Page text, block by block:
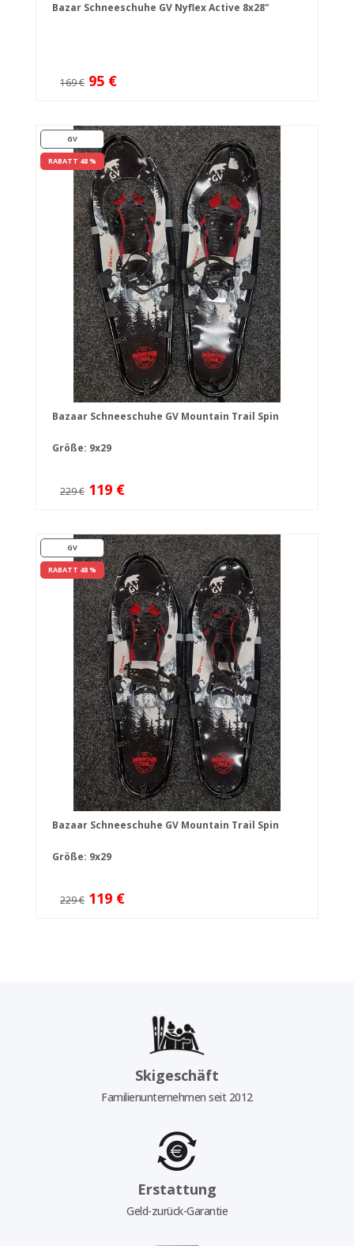
Bazar Schneeschuhe GV Nyflex Active 8x28"
169 € 95 €
GV
RABATT 48 %
Bazaar Schneeschuhe GV Mountain Trail Spin
Größe: 9x29
229 € 119 €
GV
RABATT 48 %
Bazaar Schneeschuhe GV Mountain Trail Spin
Größe: 9x29
229 € 119 €
Skigeschäft
Familienunternehmen seit 2012
Erstattung
Geld-zurück-Garantie